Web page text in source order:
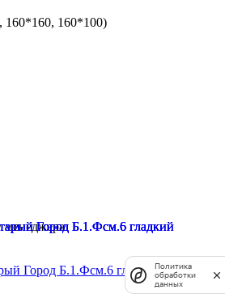
160*160, 160*100)
менеджера
Город Б.1.Фсм.6 гладкийПолитика
обработки
данных